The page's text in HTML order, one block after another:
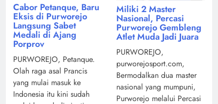
Cabor Petanque, Baru
Eksis di Purworejo
Langsung Sabet
Medali di Ajang
Porprov
PURWOREJO, Petanque.
Olah raga asal Prancis
yang mulai masuk ke
Indonesia itu kini sudah
Miliki 2 Master
Nasional, Percasi
Purworejo Gembleng
Atlet Muda Jadi Juara
PURWOREJO,
purworejosport.com,
Bermodalkan dua master
nasional yang mumpuni,
Purworejo melalui Percasi